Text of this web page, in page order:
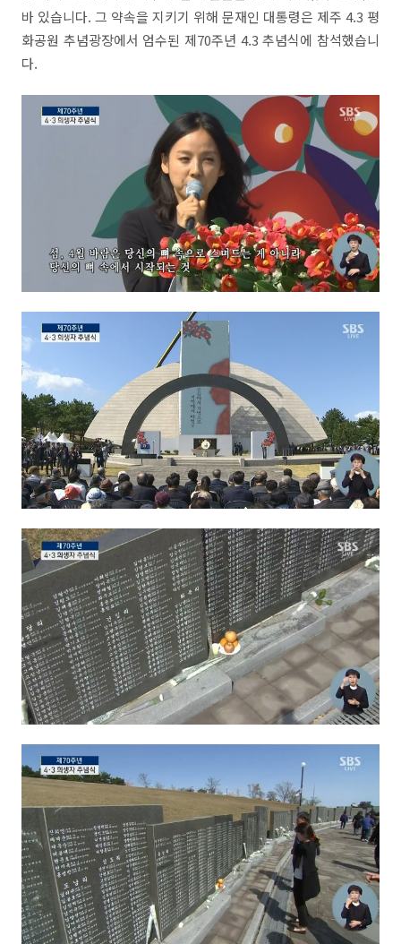
바 있습니다. 그 약속을 지키기 위해 문재인 대통령은 제주 4.3 평
화공원 추념광장에서 엄수된 제70주년 4.3 추념식에 참석했습니
다.